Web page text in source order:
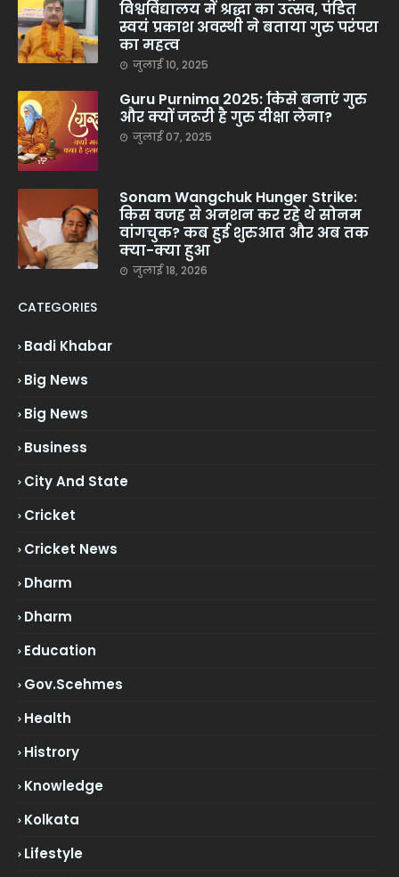
विश्वविद्यालय में श्रद्धा का उत्सव, पंडित
स्वयं प्रकाश अवस्थी ने बताया गुरु परंपरा
का महत्व
जुलाई 10, 2025
Guru Purnima 2025: किसे बनाएं गुरु
और क्यों जरूरी है गुरु दीक्षा लेना?
जुलाई 07, 2025
Sonam Wangchuk Hunger Strike:
किस वजह से अनशन कर रहे थे सोनम
वांगचुक? कब हुई शुरुआत और अब तक
क्या-क्या हुआ
जुलाई 18, 2026
CATEGORIES
Badi Khabar
Big News
Big News
Business
City And State
Cricket
Cricket News
Dharm
Dharm
Education
Gov.scehmes
Health
Histrory
Knowledge
Kolkata
Lifestyle